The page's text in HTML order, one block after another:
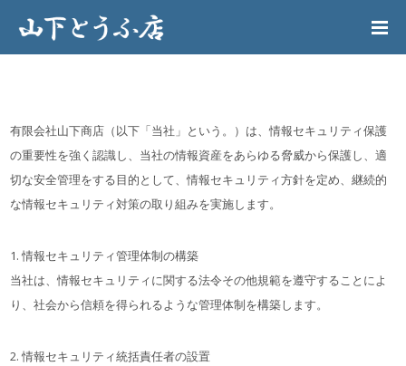
有限会社山下商店（以下「当社」という。）は、情報セキュリティ保護
の重要性を強く認識し、当社の情報資産をあらゆる脅威から保護し、適
切な安全管理をする目的として、情報セキュリティ方針を定め、継続的
な情報セキュリティ対策の取り組みを実施します。
1. 情報セキュリティ管理体制の構築
当社は、情報セキュリティに関する法令その他規範を遵守することによ
り、社会から信頼を得られるような管理体制を構築します。
2. 情報セキュリティ統括責任者の設置